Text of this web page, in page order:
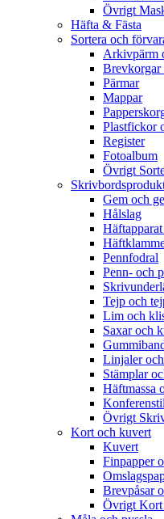
Övrigt
Häfta & Fästa
Sortera och
Arkivpärm
Brevkorgar
Pärmar
Mappar
Plastfickor
Register
Fotoalbum
Övrigt
Gem och
Hålslag
Pennfodral
Penn- och
Tejp och
Lim och
Saxar och
Linjaler
Stämplar
Häftmassa
Övrigt
Kort och kuvert
Kuvert
Finpapper
Brevpåsar
Övrigt Kort